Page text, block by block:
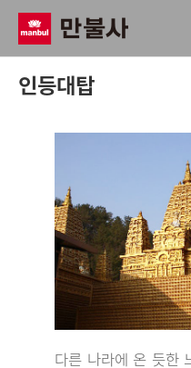
인등대탑
다른 나라에 온 듯한